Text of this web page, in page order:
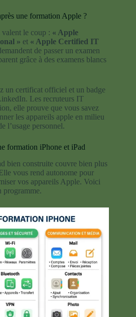
une formation Apple ?
le coup : « Apple
» et « Apple Certified IT
de passer un examen
grâce à des examens blancs
un certificat officiel et un badge
Les recruteurs IT
elle prouve que vous savez
les appareils apple en milieu
l’usage personnel.
formation iPhone et iPad
bien construite couvre bien plus
vous rend autonome pour
vos appareils Apple. Voici
programme.